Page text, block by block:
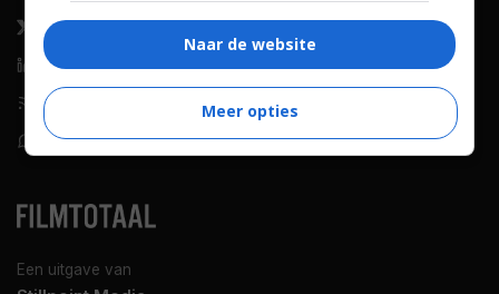
Een uitgave van
X (Twitter)
LinkedIn
RSS-feed
WhatsApp
Nieuws
Netflix
Films op tv
Bioscoop
Naar de website
Meer opties